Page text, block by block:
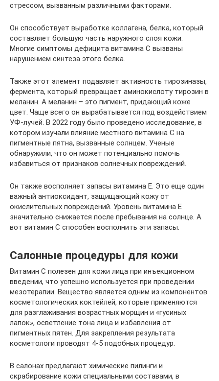
стрессом, вызванным различными факторами.
Он способствует выработке коллагена, белка, который
составляет большую часть наружного слоя кожи.
Многие симптомы дефицита витамина С вызваны
нарушением синтеза этого белка.
Также этот элемент подавляет активность тирозиназы,
фермента, который превращает аминокислоту тирозин в
меланин. А меланин – это пигмент, придающий коже
цвет. Чаще всего он вырабатывается под воздействием
УФ-лучей. В 2022 году было проведено исследование, в
котором изучали влияние местного витамина С на
пигментные пятна, вызванные солнцем. Ученые
обнаружили, что он может потенциально помочь
избавиться от признаков солнечных повреждений.
Он также восполняет запасы витамина Е. Это еще один
важный антиоксидант, защищающий кожу от
окислительных повреждений. Уровень витамина Е
значительно снижается после пребывания на солнце. А
вот витамин С способен восполнить эти запасы.
Салонные процедуры для кожи
Витамин С полезен для кожи лица при инъекционном
введении, что успешно используется при проведении
мезотерапии. Вещество является одним из компонентов
косметологических коктейлей, которые применяются
для разглаживания возрастных морщин и «гусиных
лапок», осветление тона лица и избавления от
пигментных пятен. Для закрепления результата
косметологи проводят 4-5 подобных процедур.
В салонах предлагают химические пилинги и
скрабирование кожи специальными составами, в